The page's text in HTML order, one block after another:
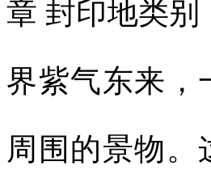
章 封印地类别
界紫气东来，
周围的景物